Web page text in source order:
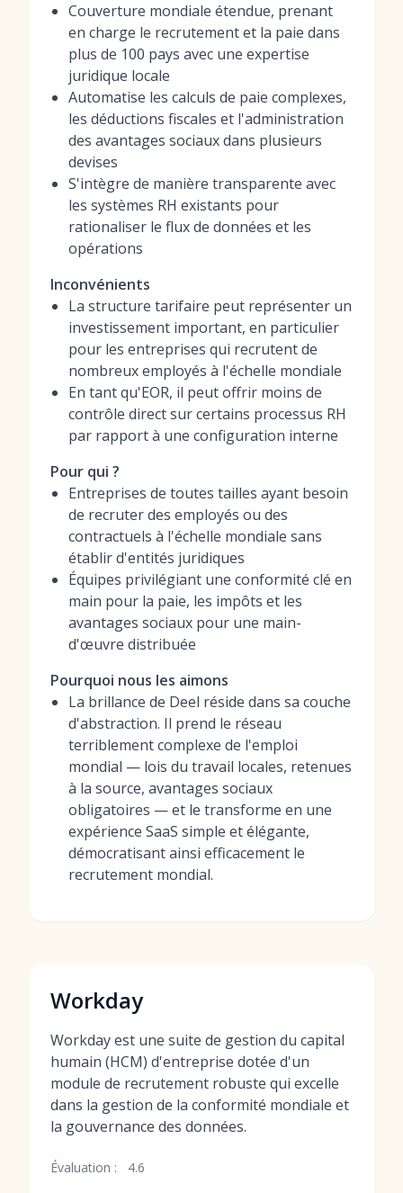
Couverture mondiale étendue, prenant
en charge le recrutement et la paie dans
plus de 100 pays avec une expertise
juridique locale
Automatise les calculs de paie complexes,
les déductions fiscales et l'administration
des avantages sociaux dans plusieurs
devises
S'intègre de manière transparente avec
les systèmes RH existants pour
rationaliser le flux de données et les
opérations
Inconvénients
La structure tarifaire peut représenter un
investissement important, en particulier
pour les entreprises qui recrutent de
nombreux employés à l'échelle mondiale
En tant qu'EOR, il peut offrir moins de
contrôle direct sur certains processus RH
par rapport à une configuration interne
Pour qui ?
Entreprises de toutes tailles ayant besoin
de recruter des employés ou des
contractuels à l'échelle mondiale sans
établir d'entités juridiques
Équipes privilégiant une conformité clé en
main pour la paie, les impôts et les
avantages sociaux pour une main-
d'œuvre distribuée
Pourquoi nous les aimons
La brillance de Deel réside dans sa couche
d'abstraction. Il prend le réseau
terriblement complexe de l'emploi
mondial — lois du travail locales, retenues
à la source, avantages sociaux
obligatoires — et le transforme en une
expérience SaaS simple et élégante,
démocratisant ainsi efficacement le
recrutement mondial.
Workday
Workday est une suite de gestion du capital
humain (HCM) d'entreprise dotée d'un
module de recrutement robuste qui excelle
dans la gestion de la conformité mondiale et
la gouvernance des données.
Évaluation : 4.6